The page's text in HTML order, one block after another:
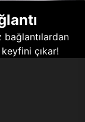
çıkar!